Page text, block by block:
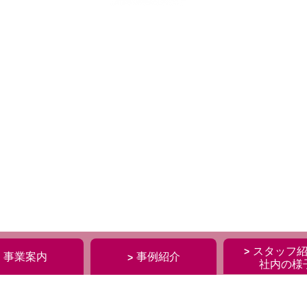
事業案内 事例紹介
スタッフ
社内の様